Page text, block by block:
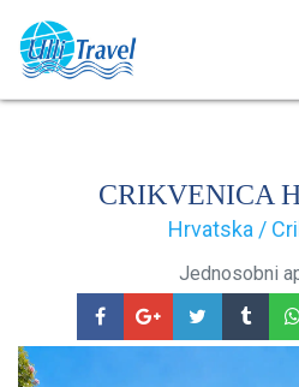
CRIKVENICA
Hrvatska /
Jednosobni